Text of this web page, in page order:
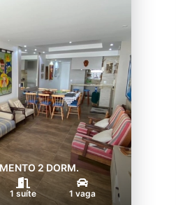
2 DORM.
1 suíte 1 vaga